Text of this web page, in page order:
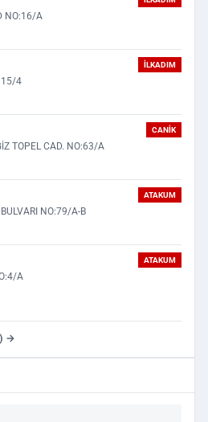
NO:16/A
İLKADIM
15/4
CANIK
TOPEL CAD. NO:63/A
ATAKUM
NO:79/A-B
ATAKUM
A
→